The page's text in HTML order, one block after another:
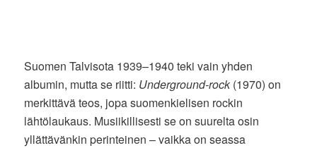
Suomen Talvisota 1939–1940 teki vain yhden
albumin, mutta se riitti: Underground-rock(1970) on
merkittävä teos, jopa suomenkielisen rockin
lähtölaukaus. Musiikillisesti se on suurelta osin
yllättävänkin perinteinen – vaikka on seassa